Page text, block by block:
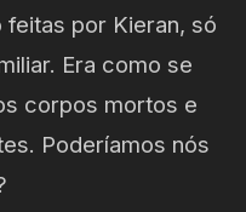
feitas por Kieran, só
Era como se
corpos mortos e
Poderíamos nós